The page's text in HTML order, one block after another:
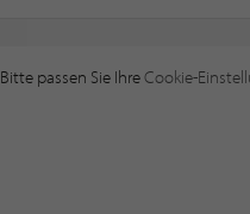
Bitte passen Sie IhreCookie-